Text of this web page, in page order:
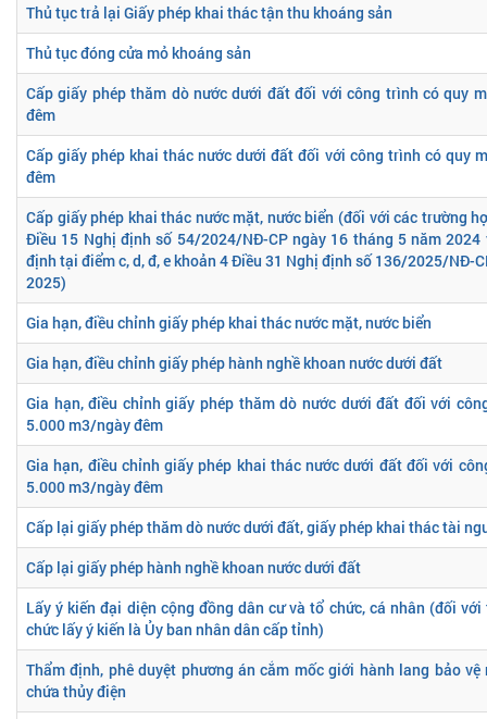
Thủ tục trả lại Giấy phép khai thác tận thu khoáng sản
Thủ tục đóng cửa mỏ khoáng sản
Cấp giấy phép thăm dò nước dưới đất đối với công trình có quy
đêm
Cấp giấy phép khai thác nước dưới đất đối với công trình có quy
đêm
Cấp giấy phép khai thác nước mặt, nước biển (đối với các trường
Điều 15 Nghị định số 54/2024/NĐ-CP ngày 16 tháng 5 năm
định tại điểm c, d, đ, e khoản 4 Điều 31 Nghị định số 136/2025/NĐ-
2025)
Gia hạn, điều chỉnh giấy phép khai thác nước mặt, nước biển
Gia hạn, điều chỉnh giấy phép hành nghề khoan nước dưới đất
Gia hạn, điều chỉnh giấy phép thăm dò nước dưới đất đối với
5.000 m3/ngày đêm
Gia hạn, điều chỉnh giấy phép khai thác nước dưới đất đối với
5.000 m3/ngày đêm
Cấp lại giấy phép thăm dò nước dưới đất, giấy phép khai thác tài
Cấp lại giấy phép hành nghề khoan nước dưới đất
Lấy ý kiến đại diện cộng đồng dân cư và tổ chức, cá nhân (đối
chức lấy ý kiến là Ủy ban nhân dân cấp tỉnh)
Thẩm định, phê duyệt phương án cắm mốc giới hành lang bảo
chứa thủy điện